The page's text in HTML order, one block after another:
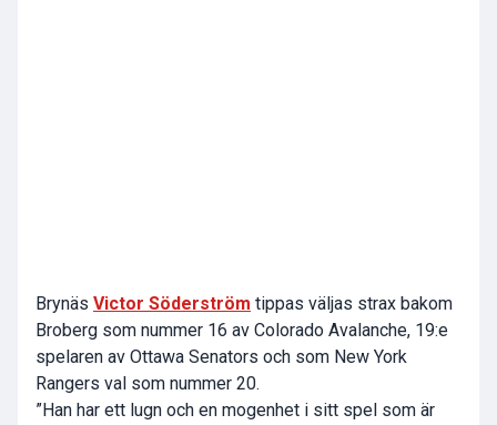
Brynäs Victor Söderström tippas väljas strax bakom
Broberg som nummer 16 av Colorado Avalanche, 19:e
spelaren av Ottawa Senators och som New York
Rangers val som nummer 20.
”Han har ett lugn och en mogenhet i sitt spel som är